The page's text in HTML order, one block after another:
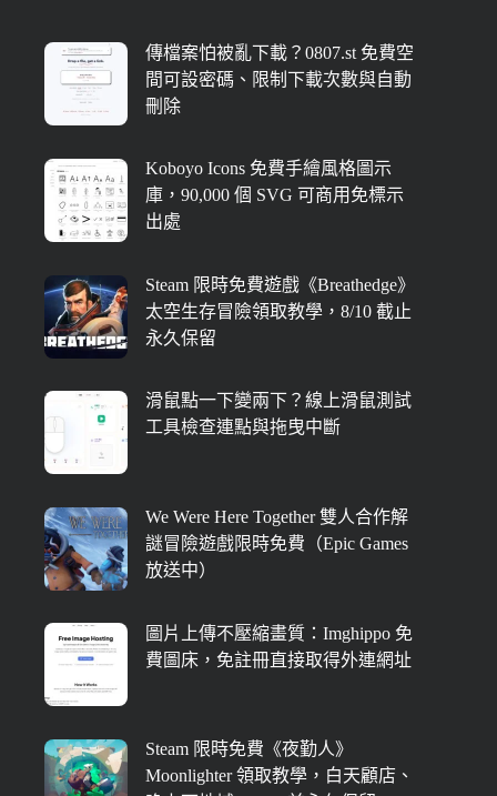
傳檔案怕被亂下載？0807.st 免費空
間可設密碼、限制下載次數與自動
刪除
Koboyo Icons 免費手繪風格圖示
庫，90,000 個 SVG 可商用免標示
出處
Steam 限時免費遊戲《Breathedge》
太空生存冒險領取教學，8/10 截止
永久保留
滑鼠點一下變兩下？線上滑鼠測試
工具檢查連點與拖曳中斷
We Were Here Together 雙人合作解
謎冒險遊戲限時免費（Epic Games
放送中）
圖片上傳不壓縮畫質：Imghippo 免
費圖床，免註冊直接取得外連網址
Steam 限時免費《夜勤人》
Moonlighter 領取教學，白天顧店、